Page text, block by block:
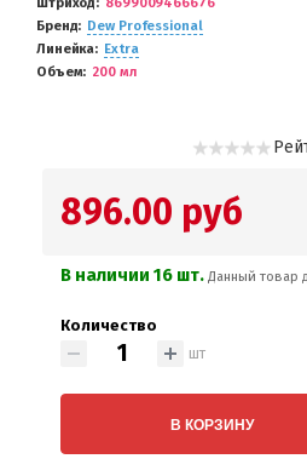
Бренд
Dew Professional
Линейка
Extra
Объем
200 мл
896.00 руб
В наличии 16 шт. Данный товар
Количество
шт
В КОРЗИНУ